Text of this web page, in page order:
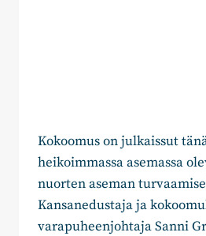
Kokoomus on julkaissut
heikoimmassa asemassa
nuorten aseman
Kansanedustaja ja
varapuheenjohtaja Sanni